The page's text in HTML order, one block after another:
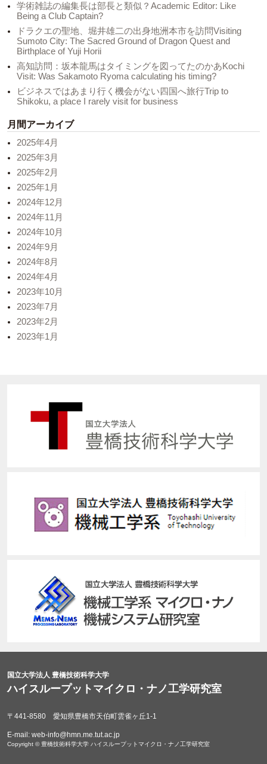
学術雑誌の編集長は部長と類似？Academic Editor: Like
Being a Club Captain?
ドラクエの聖地、堀井雄二の出身地洲本市を訪問Visiting
Sumoto City: The Sacred Ground of Dragon Quest and
Birthplace of Yuji Horii
高知訪問：坂本龍馬はタイミングを図ってたのかあKochi
Visit: Was Sakamoto Ryoma calculating his timing?
ビジネスではあまり行く機会がない四国へ旅行Trip to
Shikoku, a place I rarely visit for business
月間アーカイブ
2025年4月
2025年3月
2025年2月
2025年1月
2024年12月
2024年11月
2024年10月
2024年9月
2024年8月
2024年4月
2023年10月
2023年7月
2023年2月
2023年1月
国立大学法人 豊橋技術科学大学
ハイスループットマイクロ・ナノ工学研究室
〒441-8580 愛知県豊橋市天伯町雲雀ヶ丘1-1
E-mail: web-info@hmn.me.tut.ac.jp
Copyright © 豊橋技術科学大学 ハイスループットマイクロ・ナノ工学研究室